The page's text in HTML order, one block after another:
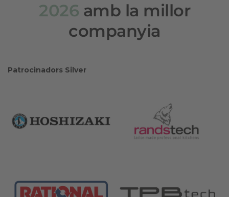
2026 amb la millor
companyia
Patrocinadors Silver